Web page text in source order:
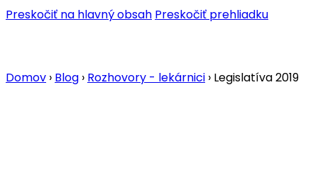
Preskočiť na hlavný obsah Preskočiť prehliadku
Domov › Blog › Rozhovory - lekárnici › Legislatíva 2019